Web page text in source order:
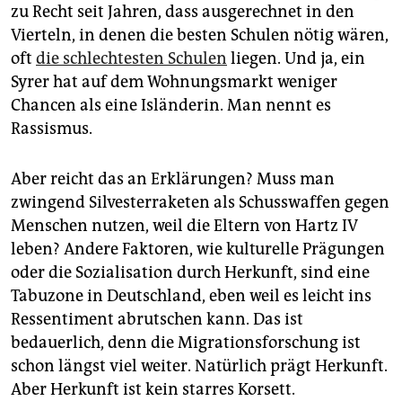
zu Recht seit Jahren, dass ausgerechnet in den
Vierteln, in denen die besten Schulen nötig wären,
oft die schlechtesten Schulen liegen. Und ja, ein
Syrer hat auf dem Wohnungsmarkt weniger
Chancen als eine Isländerin. Man nennt es
Rassismus.
Aber reicht das an Erklärungen? Muss man
zwingend Silvesterraketen als Schusswaffen gegen
Menschen nutzen, weil die Eltern von Hartz IV
leben? Andere Faktoren, wie kulturelle Prägungen
oder die Sozialisation durch Herkunft, sind eine
Tabuzone in Deutschland, eben weil es leicht ins
Ressentiment abrutschen kann. Das ist
bedauerlich, denn die Migrationsforschung ist
schon längst viel weiter. Natürlich prägt Herkunft.
Aber Herkunft ist kein starres Korsett.